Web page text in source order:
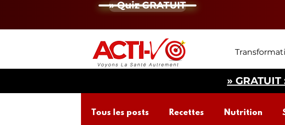
» Quiz GRATUIT
»
Tous les posts Recettes Nutrition